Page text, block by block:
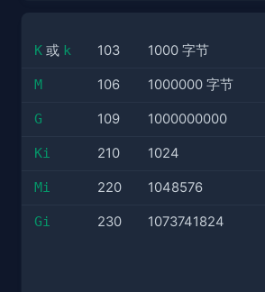
K 或 k 103 1000 字节
M 106 1000000 字节
G 109 1000000000
Ki 210 1024
Mi 220 1048576
Gi 230 1073741824